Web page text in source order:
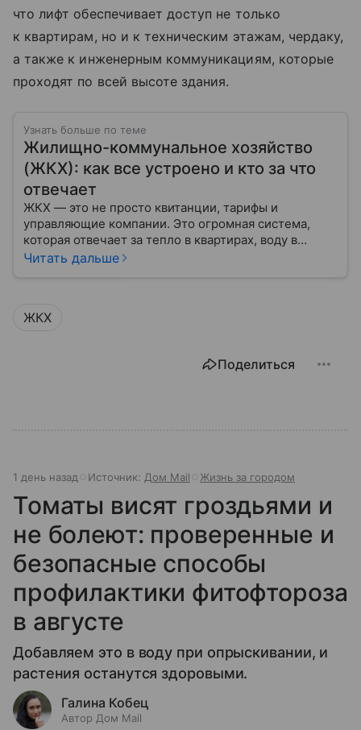
что лифт обеспечивает доступ не только
к квартирам, но и к техническим этажам, чердаку,
а также к инженерным коммуникациям, которые
проходят по всей высоте здания.
Узнать больше по теме
Жилищно-коммунальное хозяйство
(ЖКХ): как все устроено и кто за что
отвечает
ЖКХ — это не просто квитанции, тарифы и
управляющие компании. Это огромная система,
которая отвечает за тепло в квартирах, воду в
кране, освещение улиц и чистоту во дворах.
Читать дальше
ЖКХ
Поделиться
1 день назад Источник: Дом Mail Жизнь за городом
Томаты висят гроздьями и
не болеют: проверенные и
безопасные способы
профилактики фитофтороза
в августе
Добавляем это в воду при опрыскивании, и
растения останутся здоровыми.
Галина Кобец
Автор Дом Mail